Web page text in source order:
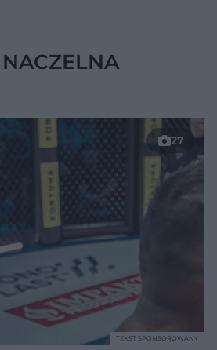
27
TEKST SPONSOROWANY